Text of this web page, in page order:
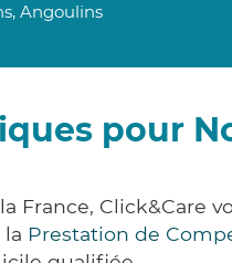
Angoulins
pour
Click&Care
la Prestation de